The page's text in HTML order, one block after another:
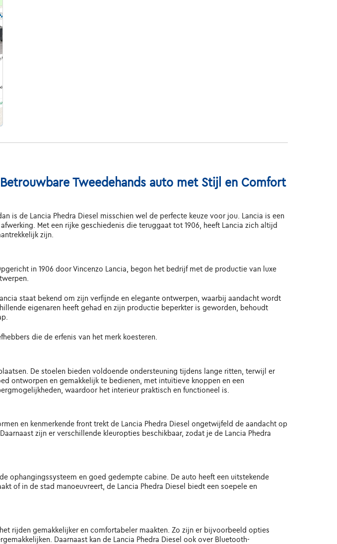
Tweedehands auto met Stijl en Comfort
is de Lancia Phedra Diesel misschien wel de perfecte keuze voor jou. Lancia is een
Met een rijke geschiedenis die teruggaat tot 1906, heeft Lancia zich altijd
zijn.
in 1906 door Vincenzo Lancia, begon het bedrijf met de productie van luxe
staat bekend om zijn verfijnde en elegante ontwerpen, waarbij aandacht wordt
eigenaren heeft gehad en zijn productie beperkter is geworden, behoudt
die de erfenis van het merk koesteren.
De stoelen bieden voldoende ondersteuning tijdens lange ritten, terwijl er
ontworpen en gemakkelijk te bedienen, met intuïtieve knoppen en een
waardoor het interieur praktisch en functioneel is.
en kenmerkende front trekt de Lancia Phedra Diesel ongetwijfeld de aandacht op
zijn er verschillende kleuropties beschikbaar, zodat je de Lancia Phedra
ophangingssysteem en goed gedempte cabine. De auto heeft een uitstekende
of in de stad manoeuvreert, de Lancia Phedra Diesel biedt een soepele en
rijden gemakkelijker en comfortabeler maakten. Zo zijn er bijvoorbeeld opties
Daarnaast kan de Lancia Phedra Diesel ook over Bluetooth-